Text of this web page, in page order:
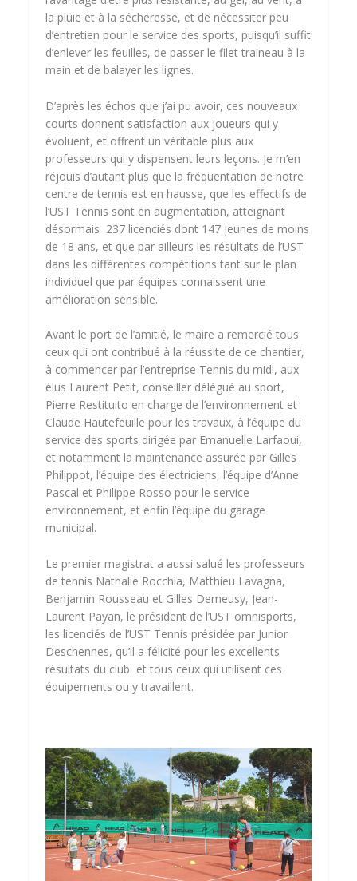
la pluie et à la sécheresse, et de nécessiter peu
d’entretien pour le service des sports, puisqu’il suffit
d’enlever les feuilles, de passer le filet traineau à la
main et de balayer les lignes.
D’après les échos que j’ai pu avoir, ces nouveaux
courts donnent satisfaction aux joueurs qui y
évoluent, et offrent un véritable plus aux
professeurs qui y dispensent leurs leçons. Je m’en
réjouis d’autant plus que la fréquentation de notre
centre de tennis est en hausse, que les effectifs de
l’UST Tennis sont en augmentation, atteignant
désormais 237 licenciés dont 147 jeunes de moins
de 18 ans, et que par ailleurs les résultats de l’UST
dans les différentes compétitions tant sur le plan
individuel que par équipes connaissent une
amélioration sensible.
Avant le port de l’amitié, le maire a remercié tous
ceux qui ont contribué à la réussite de ce chantier,
à commencer par l’entreprise Tennis du midi, aux
élus Laurent Petit, conseiller délégué au sport,
Pierre Restituito en charge de l’environnement et
Claude Hautefeuille pour les travaux, à l’équipe du
service des sports dirigée par Emanuelle Larfaoui,
et notamment la maintenance assurée par Gilles
Philippot, l’équipe des électriciens, l’équipe d’Anne
Pascal et Philippe Rosso pour le service
environnement, et enfin l’équipe du garage
municipal.
Le premier magistrat a aussi salué les professeurs
de tennis Nathalie Rocchia, Matthieu Lavagna,
Benjamin Rousseau et Gilles Demeusy, Jean-
Laurent Payan, le président de l’UST omnisports,
les licenciés de l’UST Tennis présidée par Junior
Deschennes, qu’il a félicité pour les excellents
résultats du club et tous ceux qui utilisent ces
équipements ou y travaillent.